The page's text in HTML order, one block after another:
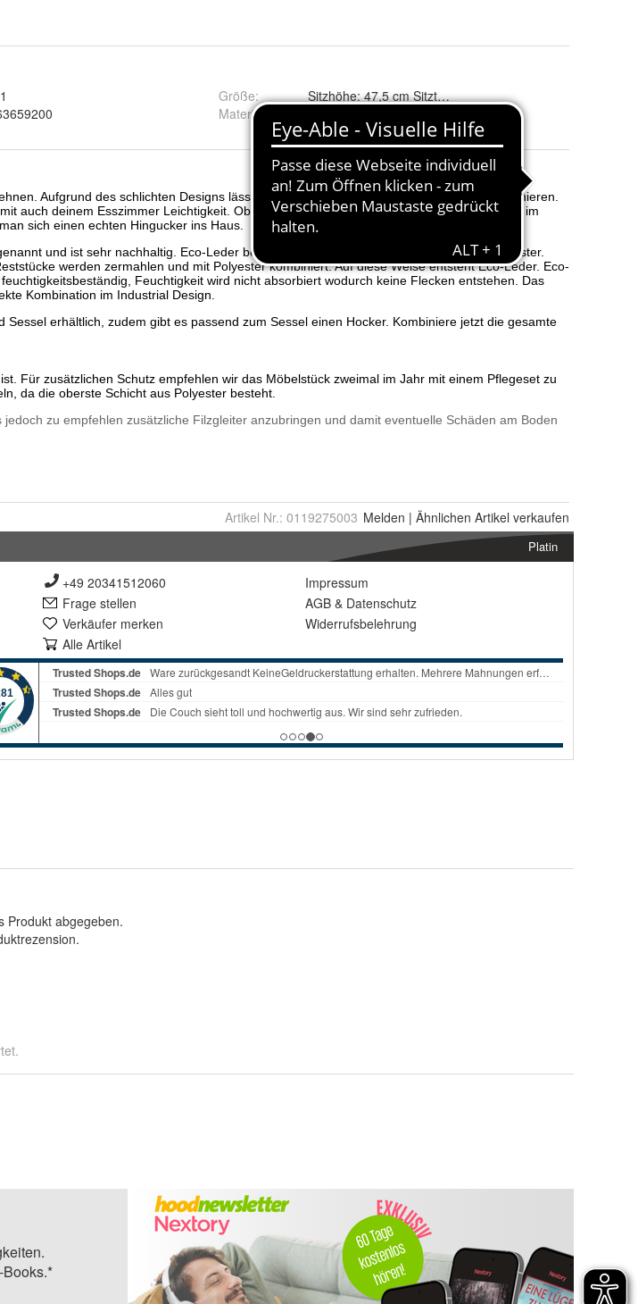
Größe:
Sitzhöhe: 47,5 cm Sitztiefe: 44 cm Sitzbreite: 51 cm
Material
Artikel Nr.: 0119275003 Melden | Ähnlichen Artikel verkaufen
Platin
+49 20341512060
Frage stellen
Verkäufer merken
Alle Artikel
Impressum
AGB & Datenschutz
Widerrufsbelehrung
Produkt abgegeben.
.